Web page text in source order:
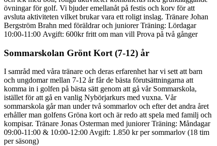
övningar för golf. Vi bjuder emellanåt på festis och korv för att
avsluta aktiviteten vilket brukar vara ett roligt inslag. Tränare Johan
Bergström Brahn med föräldrar och juniorer Träning: Lördagar
10:00-11:00 Avgift: 600kr fritt om man vill Prova på två gånger
Sommarskolan Grönt Kort (7-12) år
I samråd med våra tränare och deras erfarenhet har vi sett att barn
och ungdomar mellan 7-12 år får de bästa förutsättningarna att
komma in i golfen på bästa sätt genom att gå vår Sommarskola,
istället för att gå en vanlig Nybörjarkurs med vuxna. Vår
sommarskola går man under två sommarlov och efter det andra året
erhåller man golfens Gröna kort och är redo att spela med familj och
kompisar. Tränare Jonas Osterman med juniorer Träning: Måndagar
09:00-11:00 & 10:00-12:00 Avgift: 1.850 kr per sommarlov (18 tim
per säsong)